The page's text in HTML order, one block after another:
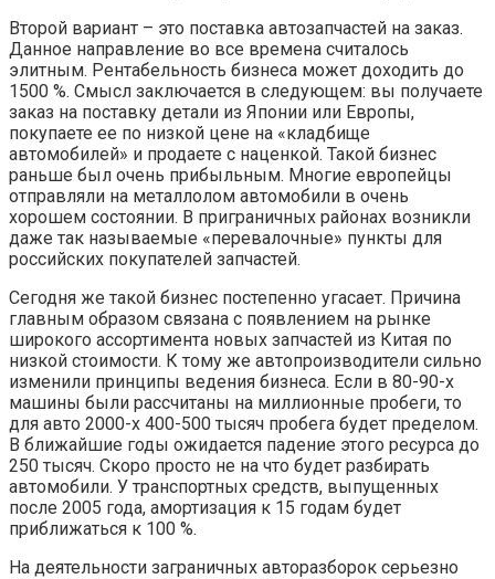
Второй вариант – это поставка автозапчастей на заказ.
Данное направление во все времена считалось
элитным. Рентабельность бизнеса может доходить до
1500 %. Смысл заключается в следующем: вы получаете
заказ на поставку детали из Японии или Европы,
покупаете ее по низкой цене на «кладбище
автомобилей» и продаете с наценкой. Такой бизнес
раньше был очень прибыльным. Многие европейцы
отправляли на металлолом автомобили в очень
хорошем состоянии. В приграничных районах возникли
даже так называемые «перевалочные» пункты для
российских покупателей запчастей.
Сегодня же такой бизнес постепенно угасает. Причина
главным образом связана с появлением на рынке
широкого ассортимента новых запчастей из Китая по
низкой стоимости. К тому же автопроизводители сильно
изменили принципы ведения бизнеса. Если в 80-90-х
машины были рассчитаны на миллионные пробеги, то
для авто 2000-х 400-500 тысяч пробега будет пределом.
В ближайшие годы ожидается падение этого ресурса до
250 тысяч. Скоро просто не на что будет разбирать
автомобили. У транспортных средств, выпущенных
после 2005 года, амортизация к 15 годам будет
приближаться к 100 %.
На деятельности заграничных авторазборок серьезно